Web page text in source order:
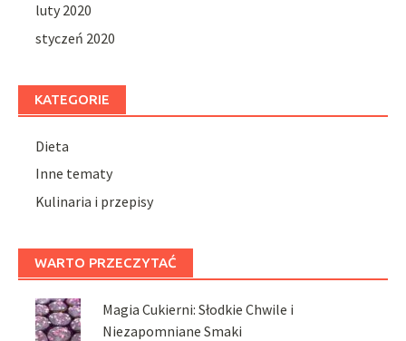
luty 2020
styczeń 2020
KATEGORIE
Dieta
Inne tematy
Kulinaria i przepisy
WARTO PRZECZYTAĆ
Magia Cukierni: Słodkie Chwile i
Niezapomniane Smaki